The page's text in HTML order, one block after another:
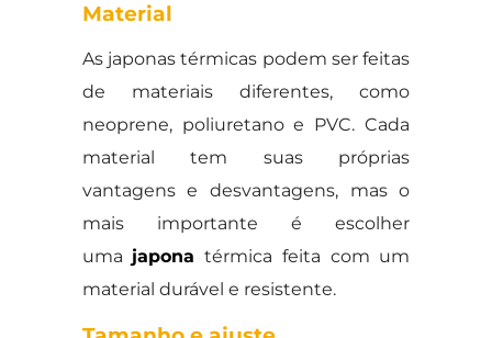
Material
As japonas térmicas podem ser feitas
de materiais diferentes, como
neoprene, poliuretano e PVC. Cada
material tem suas próprias
vantagens e desvantagens, mas o
mais importante é escolher
uma japona térmica feita com um
material durável e resistente.